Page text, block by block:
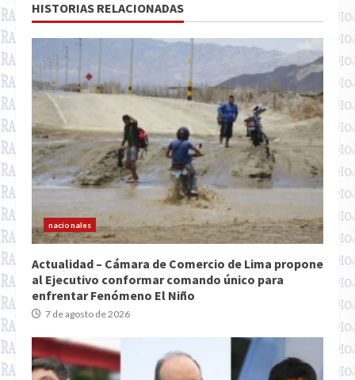
HISTORIAS RELACIONADAS
nacionales
Actualidad – Cámara de Comercio de Lima propone
al Ejecutivo conformar comando único para
enfrentar Fenómeno El Niño
7 de agosto de 2026